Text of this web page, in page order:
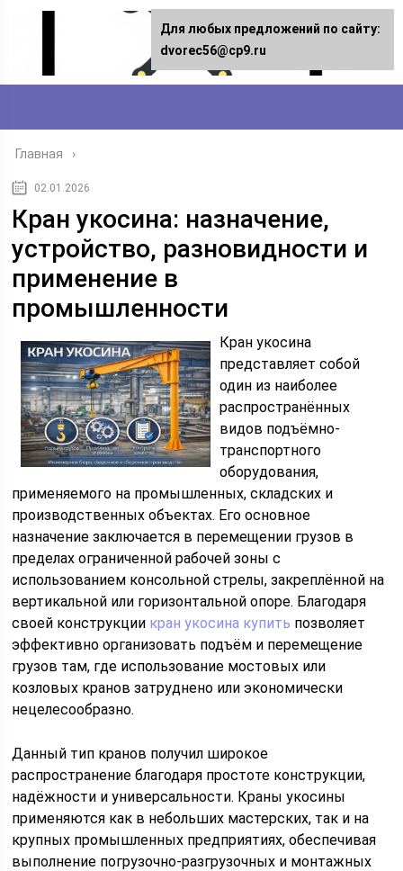
Главная
02.01.2026
Кран укосина: назначение,
устройство, разновидности и
применение в
промышленности
Кран укосина
представляет собой
один из наиболее
распространённых
видов подъёмно-
транспортного
оборудования,
применяемого на промышленных, складских и
производственных объектах. Его основное
назначение заключается в перемещении грузов в
пределах ограниченной рабочей зоны с
использованием консольной стрелы, закреплённой на
вертикальной или горизонтальной опоре. Благодаря
своей конструкции кран укосина купить позволяет
эффективно организовать подъём и перемещение
грузов там, где использование мостовых или
козловых кранов затруднено или экономически
нецелесообразно.
Данный тип кранов получил широкое
распространение благодаря простоте конструкции,
надёжности и универсальности. Краны укосины
применяются как в небольших мастерских, так и на
крупных промышленных предприятиях, обеспечивая
выполнение погрузочно-разгрузочных и монтажных
Для любых предложений по сайту:
dvorec56@cp9.ru